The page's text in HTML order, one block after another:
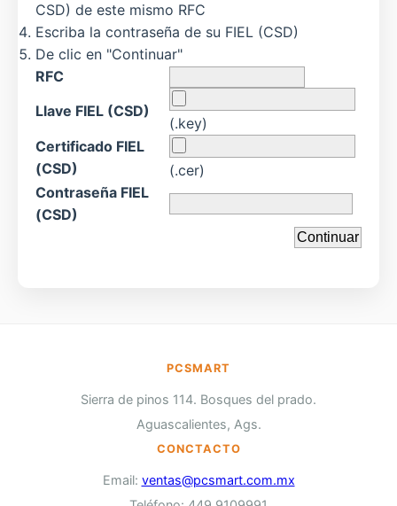
CSD) de este mismo RFC
Escriba la contraseña de su FIEL (CSD)
De clic en "Continuar"
RFC
Llave FIEL (CSD)
(.key)
Certificado FIEL
(CSD)
(.cer)
Contraseña FIEL
(CSD)
PCSMART
Sierra de pinos 114. Bosques del prado.
Aguascalientes, Ags.
CONCTACTO
Email: ventas@pcsmart.com.mx